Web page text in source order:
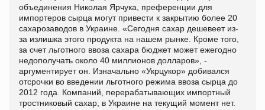
объединения Николая Ярчука, преференции для
импортеров сырца могут привести к закрытию более 20
сахарозаводов в Украине. «Сегодня сахар дешевеет из-
за излишка этого продукта на нашем рынке. Кроме того,
за счет льготного ввоза сахара бюджет может ежегодно
недополучать около 40 миллионов долларов», -
аргументирует он. Изначально «Укрцукор» добивался
отсрочки во введении льготного режима ввоза сырца до
2012 года. Компаний, перерабатывающих импортный
тростниковый сахар, в Украине на текущий момент нет.